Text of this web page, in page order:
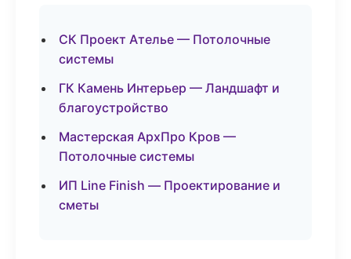
СК Проект Ателье — Потолочные
системы
ГК Камень Интерьер — Ландшафт и
благоустройство
Мастерская АрхПро Кров —
Потолочные системы
ИП Line Finish — Проектирование и
сметы